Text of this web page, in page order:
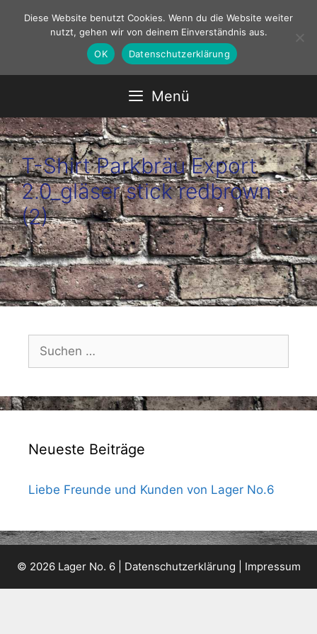
Inhalt
Menü
T-Shirt Parkbräu Export
2.0_gläser stick redbrown
(2)
nach:
Neueste Beiträge
Liebe Freunde und Kunden von Lager No.6
© 2026 Lager No. 6 | Datenschutzerklärung Impressum
Diese Website benutzt Cookies. Wenn du die Website weiter
nutzt, gehen wir von deinem Einverständnis aus.
OK
Datenschutzerklärung